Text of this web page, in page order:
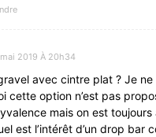
2019 À 20h34
avec cintre plat ? Je
cette option n’est pas
mais on est toujours
est l’intérêt d’un drop bar